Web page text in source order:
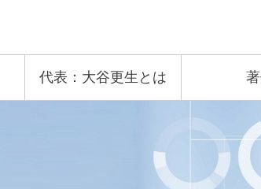
代表：大谷更生とは